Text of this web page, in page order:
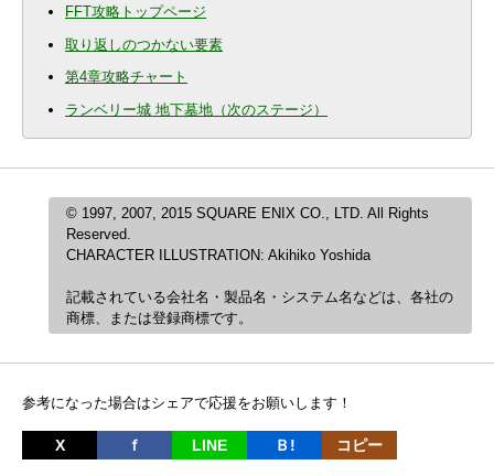
FFT攻略トップページ
取り返しのつかない要素
第4章攻略チャート
ランベリー城 地下墓地（次のステージ）
© 1997, 2007, 2015 SQUARE ENIX CO., LTD. All Rights
Reserved.
CHARACTER ILLUSTRATION: Akihiko Yoshida
記載されている会社名・製品名・システム名などは、各社の
商標、または登録商標です。
参考になった場合はシェアで応援をお願いします！
X ｆ LINE Ｂ! コピー